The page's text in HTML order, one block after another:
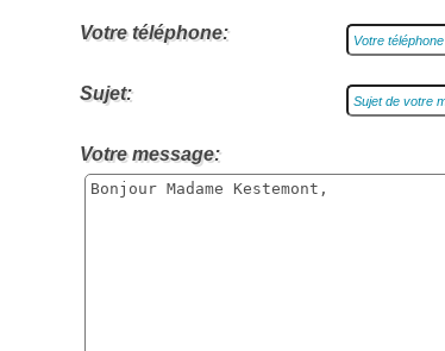
Votre téléphone:
Sujet:
Votre message: